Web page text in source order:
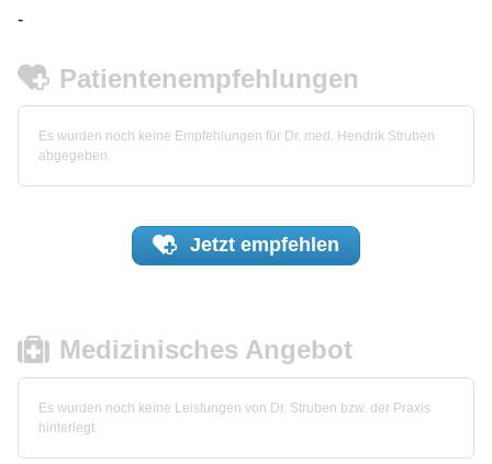
-
Patientenempfehlungen
Es wurden noch keine Empfehlungen für Dr. med. Hendrik Struben
abgegeben.
Jetzt empfehlen
Medizinisches Angebot
Es wurden noch keine Leistungen von Dr. Struben bzw. der Praxis
hinterlegt.